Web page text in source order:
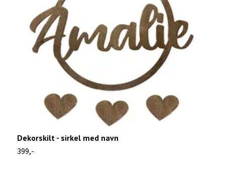
Dekorskilt - sirkel med navn
399,-